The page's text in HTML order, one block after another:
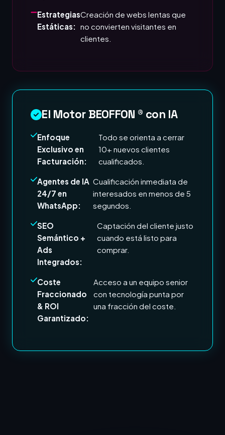
Estrategias
Estáticas:
Creación de webs lentas que
no convierten visitantes en
clientes.
El Motor BEOFFON ® con IA
Enfoque
Exclusivo en
Facturación:
Todo se orienta a cerrar
10+ nuevos clientes
cualificados.
Agentes de IA
24/7 en
WhatsApp:
Cualificación inmediata de
interesados en menos de 5
segundos.
SEO
Semántico +
Ads
Integrados:
Captación del cliente justo
cuando está listo para
comprar.
Coste
Fraccionado
& ROI
Garantizado:
Acceso a un equipo senior
con tecnología punta por
una fracción del coste.